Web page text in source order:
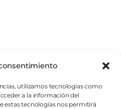
utilizamos tecnologías como
a la información del
estas tecnologías nos permitirá